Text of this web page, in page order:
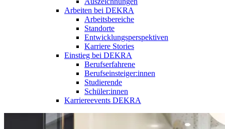
Arbeiten bei DEKRA
Arbeitsbereiche
Standorte
Entwicklungsperspektiven
Karriere Stories
Einstieg bei DEKRA
Berufserfahrene
Berufseinsteiger:innen
Studierende
Schüler:innen
Karriereevents DEKRA